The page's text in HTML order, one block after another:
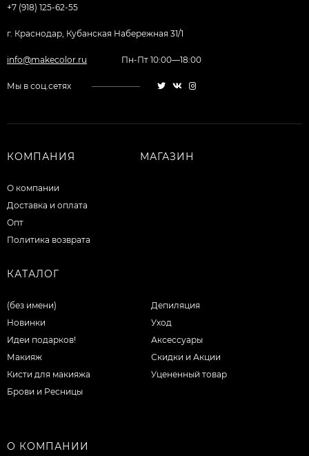
+7 (918) 125-62-55
г. Краснодар, Кубанская Набережная 31/1
info@makecolor.ru Пн-Пт 10:00—18:00
Мы в соц.сетях
КОМПАНИЯ
О компании
Доставка и оплата
Опт
Политика возврата
МАГАЗИН
КАТАЛОГ
(без имени)
Новинки
Идеи подарков!
Макияж
Кисти для макияжа
Брови и Ресницы
Депиляция
Уход
Аксессуары
Скидки и Акции
Уцененный товар
О КОМПАНИИ